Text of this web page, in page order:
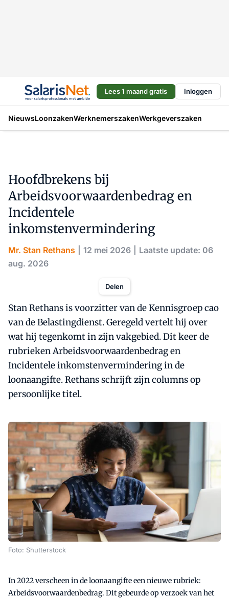
Lees 1 maand gratis Inloggen
NieuwsLoonzakenWerknemerszakenWerkgeverszaken
Hoofdbrekens bij
Arbeidsvoorwaardenbedrag en
Incidentele
inkomstenvermindering
Mr. Stan Rethans 12 mei 2026
Laatste update: 06
aug. 2026
Delen
Stan Rethans is voorzitter van de Kennisgroep cao
van de Belastingdienst. Geregeld vertelt hij over
wat hij tegenkomt in zijn vakgebied. Dit keer de
rubrieken Arbeidsvoorwaardenbedrag en
Incidentele inkomstenvermindering in de
loonaangifte. Rethans schrijft zijn columns op
persoonlijke titel.
Foto: Shutterstock
In 2022 verscheen in de loonaangifte een nieuwe rubriek:
Arbeidsvoorwaardenbedrag. Dit gebeurde op verzoek van het